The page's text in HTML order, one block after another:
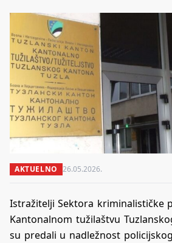
AKTUELNO 26.05.2026.
Istražitelji Sektora kriminalističke
Kantonalnom tužilaštvu
su predali u nadležnost